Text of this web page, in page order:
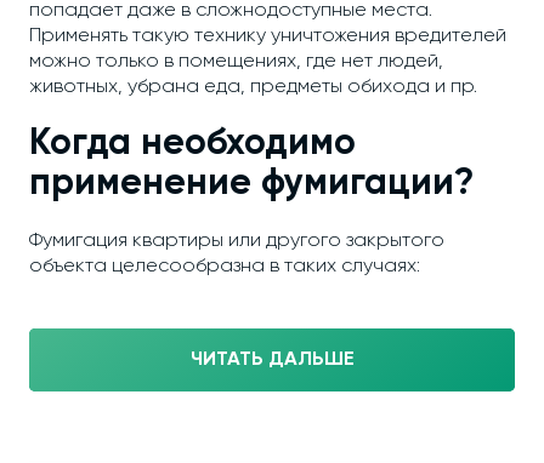
попадает даже в сложнодоступные места.
Применять такую технику уничтожения вредителей
можно только в помещениях, где нет людей,
животных, убрана еда, предметы обихода и пр.
Когда необходимо
применение фумигации?
Фумигация квартиры или другого закрытого
объекта целесообразна в таких случаях:
ЧИТАТЬ ДАЛЬШЕ